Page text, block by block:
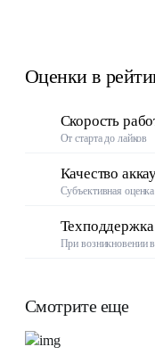
Оценки в
Скорость
От старта до лайков
Качество
Субъективная оценка
Техподдержка
При возникновении
Смотрите еще